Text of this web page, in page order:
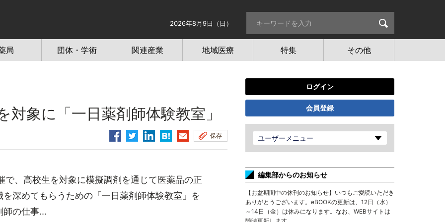
2026年8月9日（日）
局 団体・学術 関連産業 地域医療 特集 その他
に「一日薬剤師体験教室」
保存
、高校生を対象に模擬調剤を通じて医薬品の正
深めてもらうための「一日薬剤師体験教室」を
の仕事...
ログイン
会員登録
ユーザーメニュー
編集部からのお知らせ
【お盆期間中の休刊のお知らせ】いつもご愛読いただき
ありがとうございます。eBOOKの更新は、12日（水）
～14日（金）は休みになります。なお、WEBサイトは